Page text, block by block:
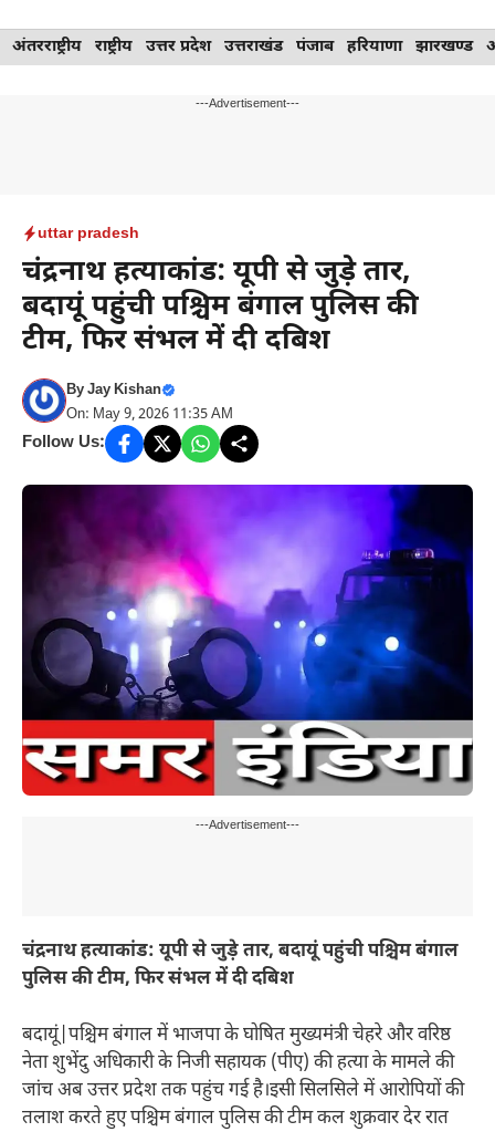
Skip
to
अंतरराष्ट्रीय राष्ट्रीय उत्तर प्रदेश उत्तराखंड पंजाब हरियाणा झारखण्ड
---Advertisement---
uttar pradesh
चंद्रनाथ हत्याकांड: यूपी से जुड़े तार,
बदायूं पहुंची पश्चिम बंगाल पुलिस की
टीम, फिर संभल में दी दबिश
ByJay Kishan
On: May 9, 2026 11:35 AM
Follow Us:
---Advertisement---
चंद्रनाथ हत्याकांड: यूपी से जुड़े तार, बदायूं पहुंची पश्चिम बंगाल
पुलिस की टीम, फिर संभल में दी दबिश
बदायूं|पश्चिम बंगाल में भाजपा के घोषित मुख्यमंत्री चेहरे और वरिष्ठ
नेता शुभेंदु अधिकारी के निजी सहायक (पीए) की हत्या के मामले की
जांच अब उत्तर प्रदेश तक पहुंच गई है।इसी सिलसिले में आरोपियों की
तलाश करते हुए पश्चिम बंगाल पुलिस की टीम कल शुक्रवार देर रात